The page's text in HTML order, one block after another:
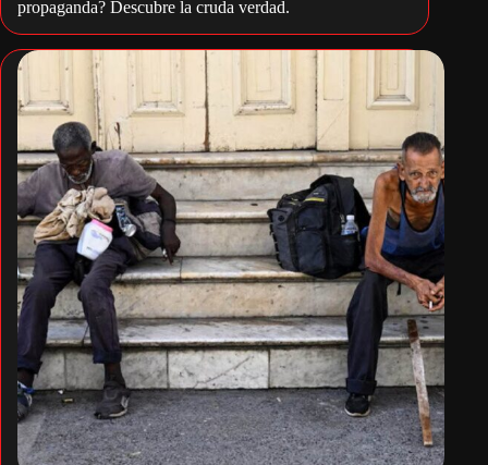
propaganda? Descubre la cruda verdad.